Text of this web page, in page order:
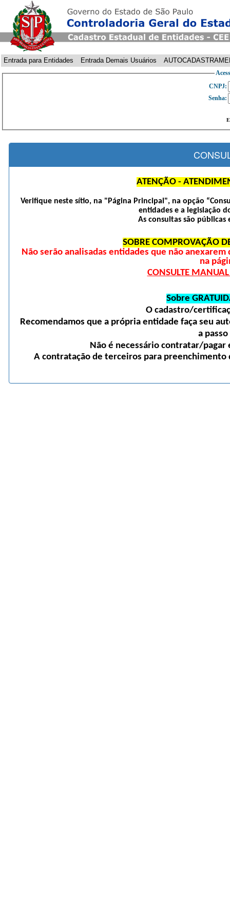
Entrada para Entidades Entrada Demais Usuários
CNPJ:
Senha:
ATENÇÃO -
Verifique neste sítio, na "Página Principal", na opção
entidades e a legislação
As consultas são públicas
SOBRE COMPROVAÇÃO
Não serão analisadas entidades que não
na
CONSULTE
Sobre
O cadastro/
Recomendamos que a própria entidade faça seu
a
Não é necessário contratar/
A contratação de terceiros para